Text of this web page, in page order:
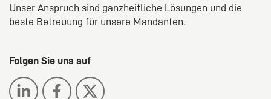
Unser Anspruch sind ganzheitliche Lösungen und die
beste Betreuung für unsere Mandanten.
Folgen Sie uns auf